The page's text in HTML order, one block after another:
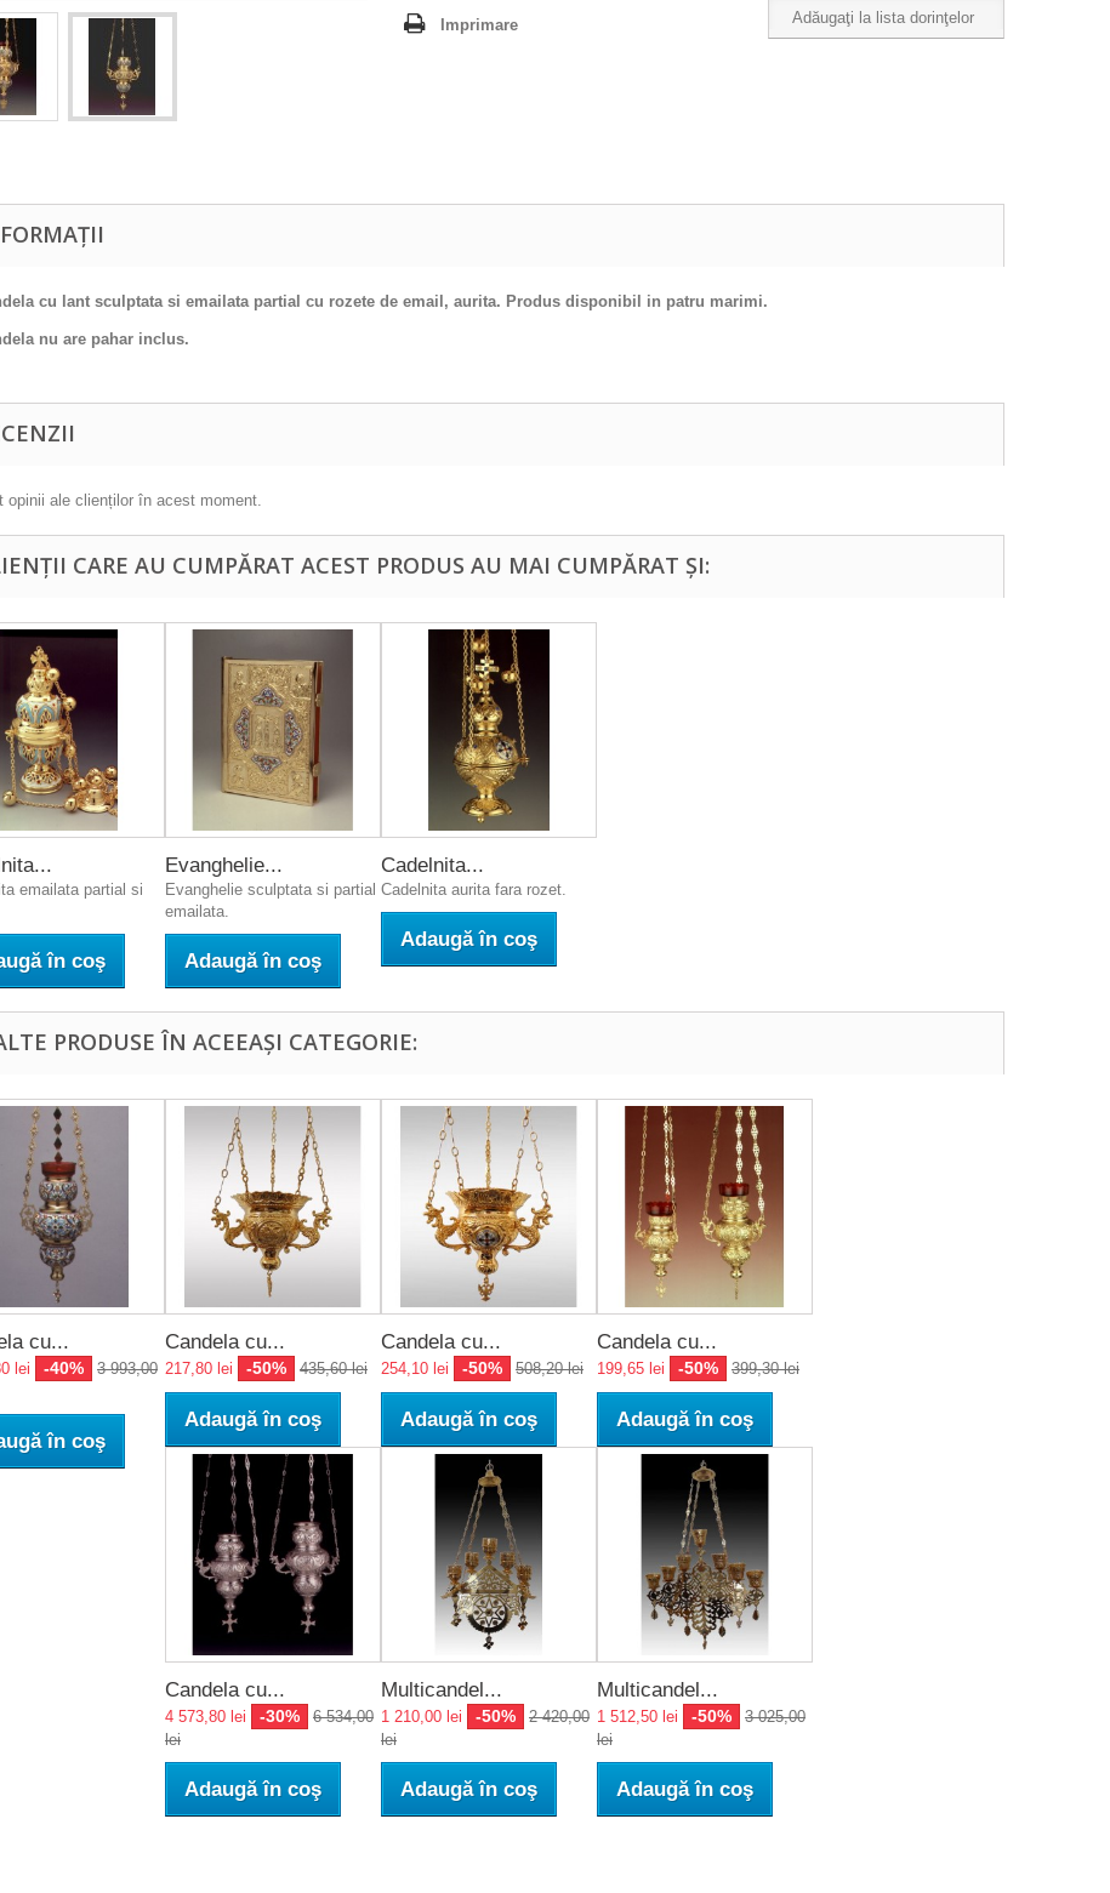
Imprimare
Adăugaţi la lista dorinţelor
cu lant sculptata si emailata partial cu rozete de email, aurita. Produs disponibil in patru marimi.
nu are pahar inclus.
opinii ale clienților în acest moment.
CARE AU CUMPĂRAT ACEST PRODUS AU MAI CUMPĂRAT ȘI:
emailata partial si
în coş
Evanghelie...
Evanghelie sculptata si partial
emailata.
Adaugă în coş
Cadelnita...
Cadelnita aurita fara rozet.
Adaugă în coş
PRODUSE ÎN ACEEAȘI CATEGORIE:
cu...
lei -40%
3 993,00
în coş
Candela cu...
217,80 lei -50% 435,60 lei
Adaugă în coş
Candela cu...
254,10 lei -50% 508,20 lei
Adaugă în coş
Candela cu...
199,65 lei -50% 399,30 lei
Adaugă în coş
Candela cu...
4 573,80 lei -30%
6 534,00
lei
Adaugă în coş
Multicandel...
1 210,00 lei -50%
2 420,00
lei
Adaugă în coş
Multicandel...
1 512,50 lei -50%
3 025,00
lei
Adaugă în coş